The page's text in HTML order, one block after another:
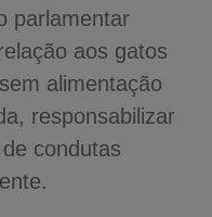
parlamentar
aos gatos
alimentação
responsabilizar
condutas